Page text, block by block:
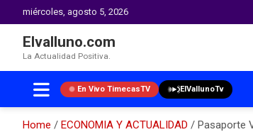
miércoles, agosto 5, 2026
Elvalluno.com
La Actualidad Positiva.
En Vivo TimecasTV ElVallunoTv
Home ECONOMIA Y ACTUALIDAD
Pasaporte